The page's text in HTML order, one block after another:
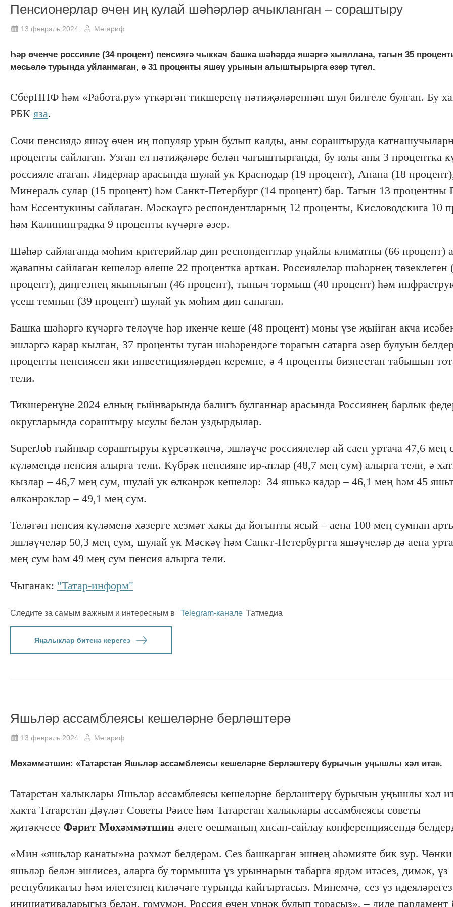
Пенсионерлар өчен иң кулай шәһәрләр ачыкланган – сораштыру
13 февраль 2024 Мәгариф
Һәр өченче россияле (34 процент) пенсиягә чыккач башка шәһәрдә яшәргә хыяллана, тагын 35
мәсьәлә турында уйланмаган, ә 31 проценты яшәү урынын алыштырырга әзер түгел.
СберНПФ һәм «Работа.ру» үткәргән тикшеренү нәтиҗәләреннән шул билгеле булган. Бу
РБК яза.
Сочи пенсиядә яшәү өчен иң популяр урын булып калды, аны сораштыруда
проценты сайлаган. Узган ел нәтиҗәләре белән чагыштырганда, бу юлы аны 3 процентка
россияле атаган. Лидерлар арасында шулай ук Краснодар (19 процент), Анапа (18
Минераль сулар (15 процент) һәм Санкт-Петербург (14 процент) бар. Тагын 13 процентны
һәм Ессентукины сайлаган. Мәскәүгә респондентларның 12 проценты, Кисловодскига 10
һәм Калининградка 9 проценты күчәргә әзер.
Шәһәр сайлаганда мөһим критерийлар дип респондентлар уңайлы климатны (66 процент)
җавапны сайлаган кешеләр өлеше 22 процентка арткан. Россиялеләр шәһәрнең төзеклеген
процент), диңгезнең якынлыгын (46 процент), тыныч тормыш (40 процент) һәм
үсеш темпын (39 процент) шулай ук мөһим дип санаган.
Башка шәһәргә күчәргә теләүче һәр икенче кеше (48 процент) моны үзе җыйган акча
эшләргә карар кылган, 37 проценты туган шәһәрендәге торагын сатарга әзер булуын
проценты пенсиясен яки инвестицияләрдән керемне, ә 4 проценты бизнестан табышын
тели.
Тикшеренүне 2024 елның гыйнварында балигъ булганнар арасында Россиянең барлык
округларында сораштыру ысулы белән уздырдылар.
SuperJob гыйнвар сораштыруы күрсәткәнчә, эшләүче россиялеләр ай саен уртача 47,6 мең
күләмендә пенсия алырга тели. Күбрәк пенсияне ир-атлар (48,7 мең сум) алырга тели, ә
кызлар – 46,7 мең сум, шулай ук өлкәнрәк кешеләр: 34 яшькә кадәр – 46,1 мең һәм 45
өлкәнрәкләр – 49,1 мең сум.
Теләгән пенсия күләменә хәзерге хезмәт хакы да йогынты ясый – аена 100 мең сумнан
эшләүчеләр 50,3 мең сум, шулай ук Мәскәү һәм Санкт-Петербургта яшәүчеләр дә аена
мең сум һәм 49 мең сум пенсия алырга тели.
Чыганак: "Татар-информ"
Следите за самым важным и интересным в Telegram-канале Татмедиа
Яңалыклар битенә керегез
Яшьләр ассамблеясы кешеләрне берләштерә
13 февраль 2024 Мәгариф
Мөхәммәтшин: «Татарстан Яшьләр ассамблеясы кешеләрне берләштерү бурычын уңышлы хәл итә».
Татарстан халыклары Яшьләр ассамблеясы кешеләрне берләштерү бурычын уңышлы хәл
хакта Татарстан Дәүләт Советы Рәисе һәм Татарстан халыклары ассамблеясы советы
җитәкчесе Фәрит Мөхәммәтшин әлеге оешманың хисап-сайлау конференциясендә
«Мин «яшьләр канаты»на рәхмәт белдерәм. Сез башкарган эшнең әһәмияте бик зур. Чөнки
яшьләр белән эшлисез, аларга бу тормышта үз урыннарын табарга ярдәм итәсез, димәк, үз
республикагыз һәм илегезнең киләчәге турында кайгыртасыз. Минемчә, сез үз
инициативаларыгыз белән, гомумән, Россия өчен үрнәк булып торасыз», – диде